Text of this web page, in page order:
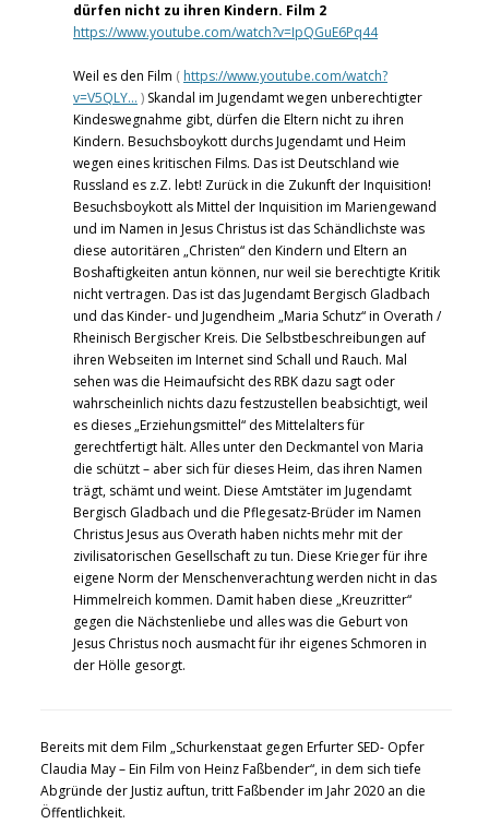
dürfen nicht zu ihren Kindern. Film 2
https://www.youtube.com/watch?v=IpQGuE6Pq44
Weil es den Film ( https://www.youtube.com/watch?
v=V5QLY… ) Skandal im Jugendamt wegen unberechtigter
Kindeswegnahme gibt, dürfen die Eltern nicht zu ihren
Kindern. Besuchsboykott durchs Jugendamt und Heim
wegen eines kritischen Films. Das ist Deutschland wie
Russland es z.Z. lebt! Zurück in die Zukunft der Inquisition!
Besuchsboykott als Mittel der Inquisition im Mariengewand
und im Namen in Jesus Christus ist das Schändlichste was
diese autoritären „Christen“ den Kindern und Eltern an
Boshaftigkeiten antun können, nur weil sie berechtigte Kritik
nicht vertragen. Das ist das Jugendamt Bergisch Gladbach
und das Kinder- und Jugendheim „Maria Schutz“ in Overath /
Rheinisch Bergischer Kreis. Die Selbstbeschreibungen auf
ihren Webseiten im Internet sind Schall und Rauch. Mal
sehen was die Heimaufsicht des RBK dazu sagt oder
wahrscheinlich nichts dazu festzustellen beabsichtigt, weil
es dieses „Erziehungsmittel“ des Mittelalters für
gerechtfertigt hält. Alles unter den Deckmantel von Maria
die schützt – aber sich für dieses Heim, das ihren Namen
trägt, schämt und weint. Diese Amtstäter im Jugendamt
Bergisch Gladbach und die Pflegesatz-Brüder im Namen
Christus Jesus aus Overath haben nichts mehr mit der
zivilisatorischen Gesellschaft zu tun. Diese Krieger für ihre
eigene Norm der Menschenverachtung werden nicht in das
Himmelreich kommen. Damit haben diese „Kreuzritter“
gegen die Nächstenliebe und alles was die Geburt von
Jesus Christus noch ausmacht für ihr eigenes Schmoren in
der Hölle gesorgt.
Bereits mit dem Film „Schurkenstaat gegen Erfurter SED- Opfer
Claudia May – Ein Film von Heinz Faßbender“, in dem sich tiefe
Abgründe der Justiz auftun, tritt Faßbender im Jahr 2020 an die
Öffentlichkeit.